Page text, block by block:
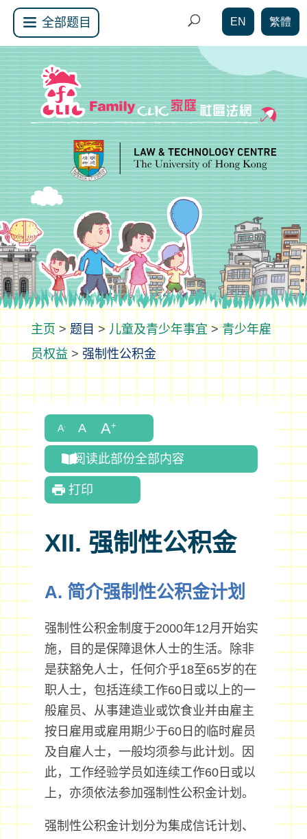
全部题目 EN 繁體
>题目>儿童及青少年事宜>青少年雇
员权益 > 强制性公积金
阅读此部份全部内容
打印
XII. 强制性公积金
A. 简介强制性公积金计划
强制性公积金制度于2000年12月开始实
施，目的是保障退休人士的生活。除非
是获豁免人士，任何介乎18至65岁的在
职人士，包括连续工作60日或以上的一
般雇员、从事建造业或饮食业并由雇主
按日雇用或雇用期少于60日的临时雇员
及自雇人士，一般均须参与此计划。因
此，工作经验学员如连续工作60日或以
上，亦须依法参加强制性公积金计划。
强制性公积金计划分为集成信讬计划、